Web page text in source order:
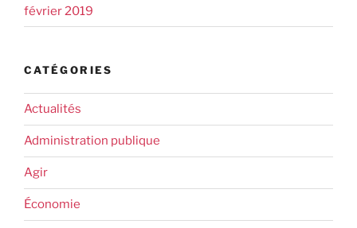
février 2019
CATÉGORIES
Actualités
Administration publique
Agir
Économie